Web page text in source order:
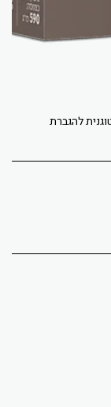
להגברת